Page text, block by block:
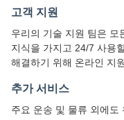
고객 지원
우리의 기술 지원 팀은 모
지식을 가지고 24/7 사용
해결하기 위해 온라인 지
추가 서비스
주요 운송 및 물류 외에도